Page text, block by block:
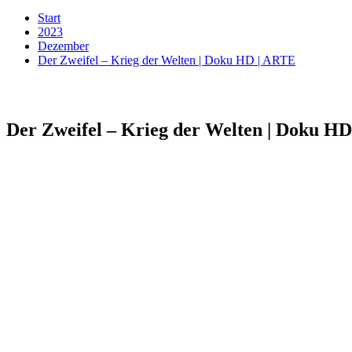
Start
2023
Dezember
Der Zweifel – Krieg der Welten | Doku HD | ARTE
Der Zweifel – Krieg der Welten | Doku